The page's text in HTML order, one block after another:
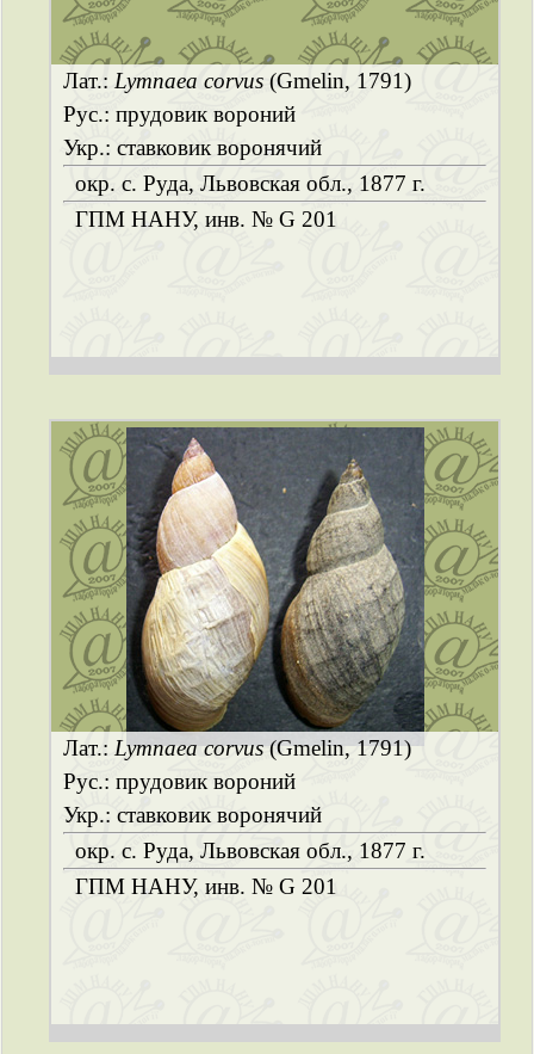
Лат.: Lymnaea corvus(Gmelin, 1791)
Рус.: прудовик вороний
Укр.: ставковик воронячий
окр. с. Руда, Львовская обл., 1877 г.
ГПМ НАНУ, инв. № G 201
Лат.: Lymnaea corvus(Gmelin, 1791)
Рус.: прудовик вороний
Укр.: ставковик воронячий
окр. с. Руда, Львовская обл., 1877 г.
ГПМ НАНУ, инв. № G 201